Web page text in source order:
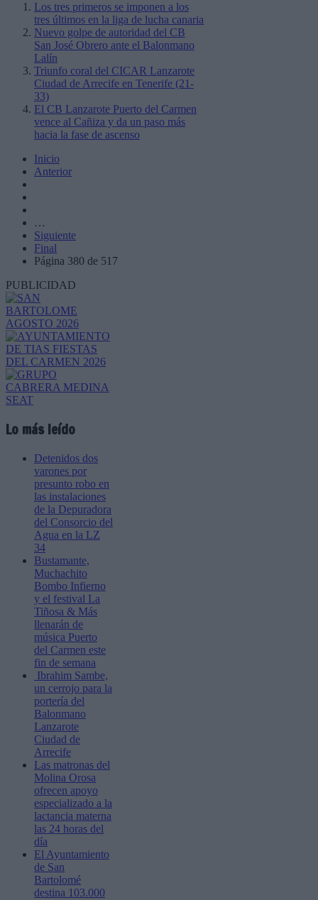
Los tres primeros se imponen a los
tres últimos en la liga de lucha canaria
Nuevo golpe de autoridad del CB
San José Obrero ante el Balonmano
Lalín
Triunfo coral del CICAR Lanzarote
Ciudad de Arrecife en Tenerife (21-
33)
El CB Lanzarote Puerto del Carmen
vence al Cañiza y da un paso más
hacia la fase de ascenso
Inicio
Anterior
…
Siguiente
Final
Página 380 de 517
PUBLICIDAD
Lo más leído
Detenidos dos
varones por
presunto robo en
las instalaciones
de la Depuradora
del Consorcio del
Agua en la LZ
34
Bustamante,
Muchachito
Bombo Infierno
y el festival La
Tiñosa & Más
llenarán de
música Puerto
del Carmen este
fin de semana
Ibrahim Sambe,
un cerrojo para la
portería del
Balonmano
Lanzarote
Ciudad de
Arrecife
Las matronas del
Molina Orosa
ofrecen apoyo
especializado a la
lactancia materna
las 24 horas del
día
El Ayuntamiento
de San
Bartolomé
destina 103.000